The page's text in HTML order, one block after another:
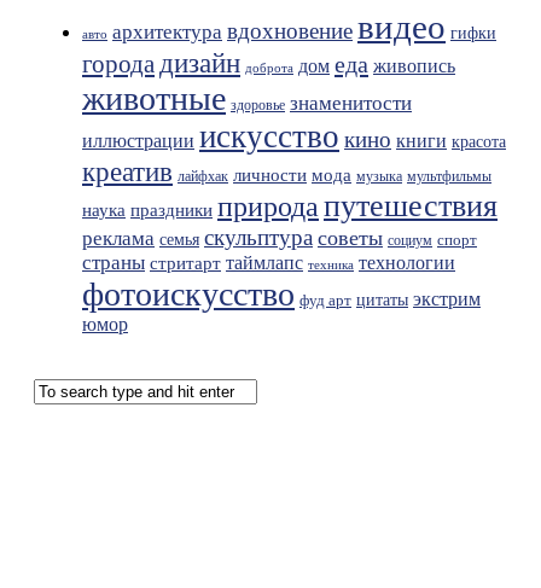
авто архитектура вдохновениевидео гифки
городадизайн доброта дом еда живопись
животные здоровье знаменитости
иллюстрации искусство кино книги красота
креатив лайфхак личности мода музыка мультфильмы
наука праздники природапутешествия
реклама семья скульптура советы социум спорт
страны стритарт таймлапс техника технологии
фотоискусство фуд арт цитаты экстрим
юмор